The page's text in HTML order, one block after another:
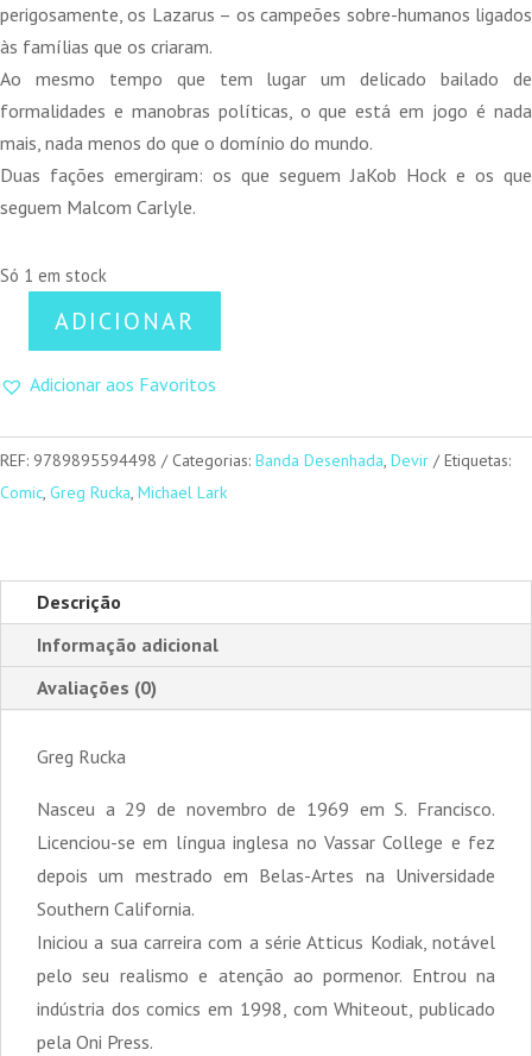
perigosamente, os Lazarus – os campeões sobre-humanos ligados
às famílias que os criaram.
Ao mesmo tempo que tem lugar um delicado bailado de
formalidades e manobras políticas, o que está em jogo é nada
mais, nada menos do que o domínio do mundo.
Duas fações emergiram: os que seguem JaKob Hock e os que
seguem Malcom Carlyle.
Só 1 em stock
Quantidade
Lazarus
03
ADICIONAR
Adicionar aos Favoritos
REF: 9789895594498 Categorias: Banda Desenhada, Devir
Etiquetas:
Comic, Greg Rucka, Michael Lark
Descrição
Informação adicional
Avaliações (0)
Greg Rucka
Nasceu a 29 de novembro de 1969 em S. Francisco.
Licenciou-se em língua inglesa no Vassar College e fez
depois um mestrado em Belas-Artes na Universidade
Southern California.
Iniciou a sua carreira com a série Atticus Kodiak, notável
pelo seu realismo e atenção ao pormenor. Entrou na
indústria dos comics em 1998, com Whiteout, publicado
pela Oni Press.